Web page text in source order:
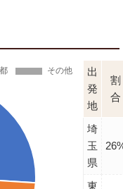
出
発
地
割
合
埼
玉
県
東